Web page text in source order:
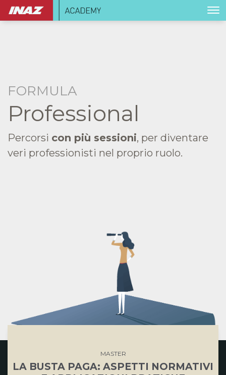
FORMULA
Professional
Percorsi con più sessioni, per diventare
veri professionisti nel proprio ruolo.
MASTER
LA BUSTA PAGA: ASPETTI NORMATIVI